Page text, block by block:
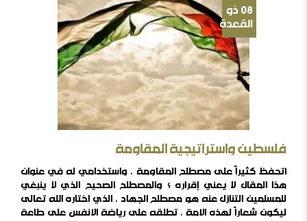
08 ذو
القعدة
فلسطين واستراتيجية المقاومة
أتحفظ كثيراً على مصطلح المقاومة ، واستخدامي له في عنوان
هذا المقال لا يعني إقراره ؛ والمصطلح الصحيح الذي لا ينبغي
للمسلمين التنازل عنه هو مصطلح الجهاد ، الذي اختاره الله تعالى
ليكون شعاراً لهذه الأمة ، تطلقه على رياضة الأنفس على طاعة